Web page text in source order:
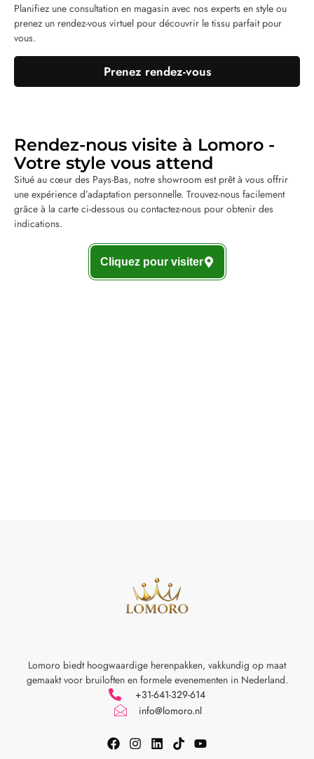
Planifiez une consultation en magasin avec nos experts en style ou
prenez un rendez-vous virtuel pour découvrir le tissu parfait pour
vous.
Prenez rendez-vous
Rendez-nous visite à Lomoro -
Votre style vous attend
Situé au cœur des Pays-Bas, notre showroom est prêt à vous offrir
une expérience d’adaptation personnelle. Trouvez-nous facilement
grâce à la carte ci-dessous ou contactez-nous pour obtenir des
indications.
Cliquez pour visiter
Lomoro biedt hoogwaardige herenpakken, vakkundig op maat
gemaakt voor bruiloften en formele evenementen in Nederland.
+31-641-329-614
info@lomoro.nl